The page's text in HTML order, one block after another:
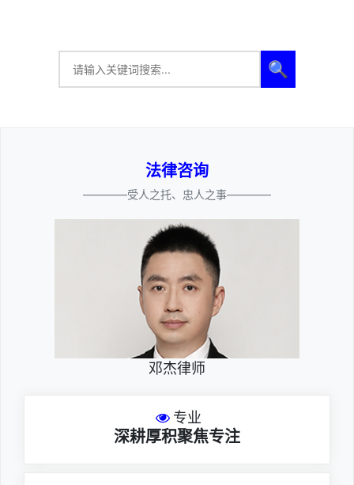
🔍
法律咨询
————受人之托、忠人之事————
邓杰律师
专业
深耕厚积聚焦专注